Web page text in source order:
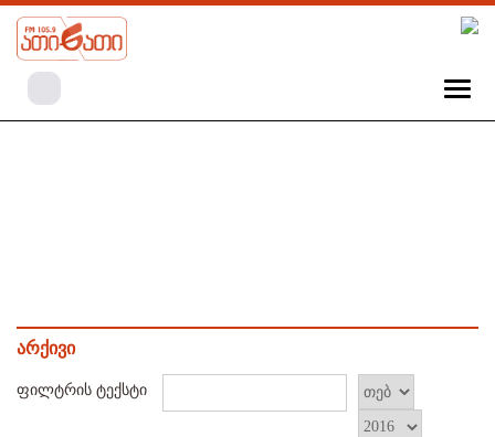
არქივი
ფილტრის ტექსტი